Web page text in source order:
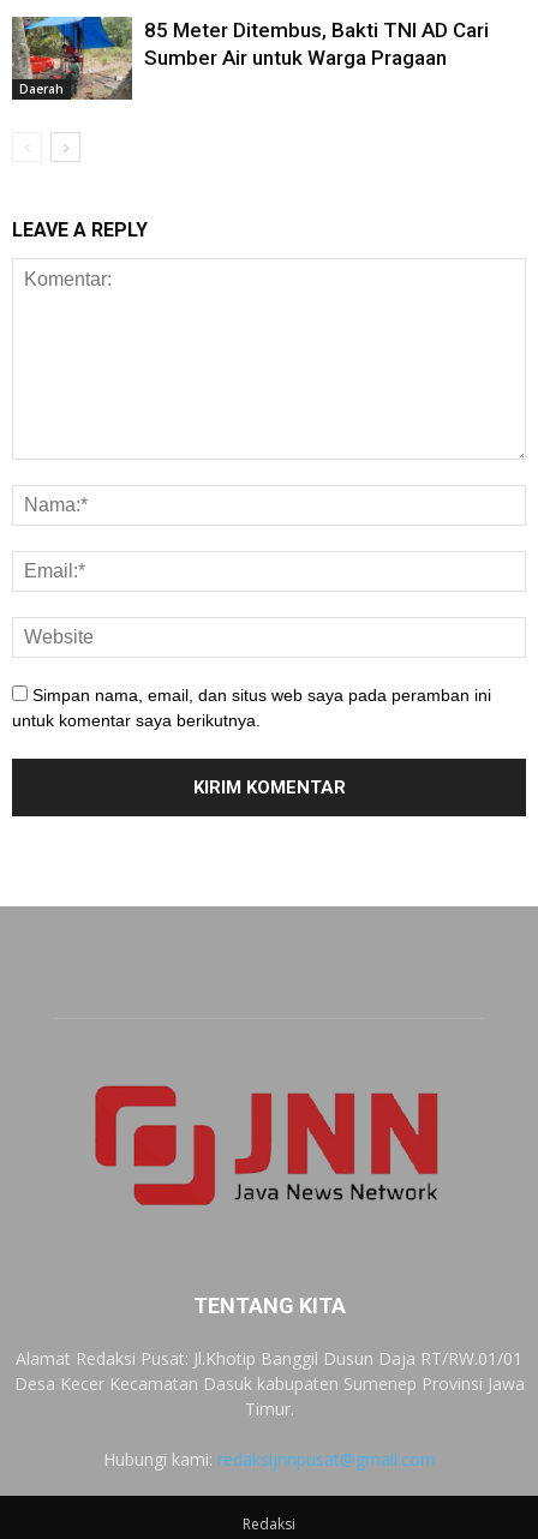
Daerah
85 Meter Ditembus, Bakti TNI AD Cari
Sumber Air untuk Warga Pragaan
LEAVE A REPLY
Simpan nama, email, dan situs web saya pada peramban ini
untuk komentar saya berikutnya.
TENTANG KITA
Alamat Redaksi Pusat: Jl.Khotip Banggil Dusun Daja RT/RW.01/01
Desa Kecer Kecamatan Dasuk kabupaten Sumenep Provinsi Jawa
Timur.
Hubungi kami: redaksijnnpusat@gmail.com
Redaksi